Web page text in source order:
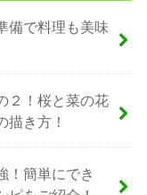
備で料理も美味
２！桜と菜の花
描き方！
！簡単にでき